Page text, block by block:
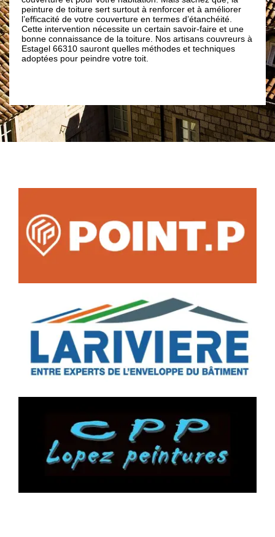
de toiture sert surtout à renforcer et à améliorer
de votre couverture en termes d’étanchéité.
intervention nécessite un certain savoir-faire et une
connaissance de la toiture. Nos artisans couvreurs à
66310 sauront quelles méthodes et techniques
pour peindre votre toit.
notre
fournissant
besoins.